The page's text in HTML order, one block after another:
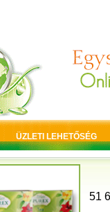
ÜZLETI LEHETŐSÉG
51